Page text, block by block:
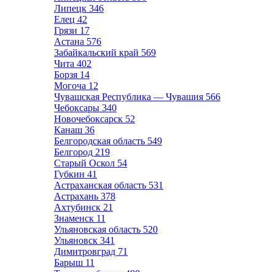
Липецк 346
Елец 42
Грязи 17
Астана 576
Забайкальский край 569
Чита 402
Борзя 14
Могоча 12
Чувашская Республика — Чувашия 566
Чебоксары 340
Новочебоксарск 52
Канаш 36
Белгородская область 549
Белгород 219
Старый Оскол 54
Губкин 41
Астраханская область 531
Астрахань 378
Ахтубинск 21
Знаменск 11
Ульяновская область 520
Ульяновск 341
Димитровград 71
Барыш 11